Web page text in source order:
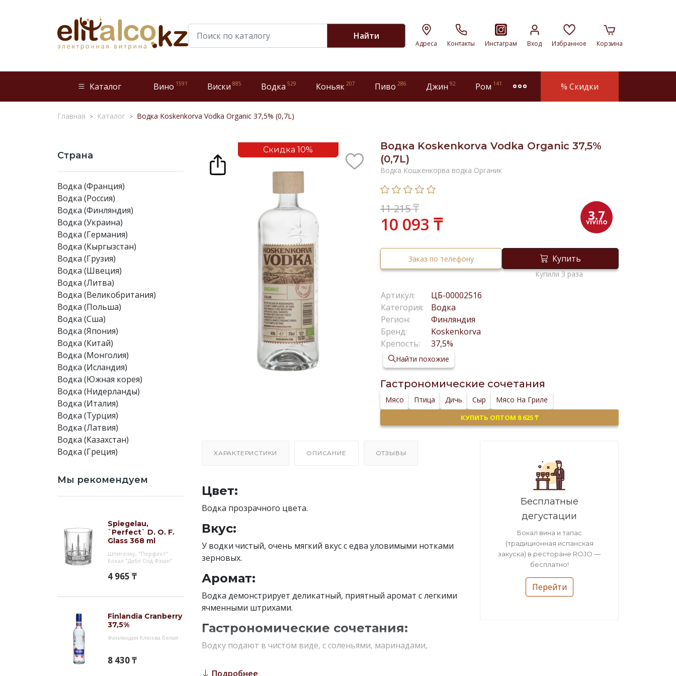
Найти
Адреса Контакты Инстаграм Вход Избранное Корзина
Каталог Вино 1591 Виски 885 Водка 529 Коньяк 207 Пиво 286 Джин 92 Ром 141 more % Скидки
Главная Каталог Водка Koskenkorva Vodka Organic 37,5% (0,7L)
Страна
Водка (Франция)
Водка (Россия)
Водка (Финляндия)
Водка (Украина)
Водка (Германия)
Водка (Кыргызстан)
Водка (Грузия)
Водка (Швеция)
Водка (Литва)
Водка (Великобритания)
Водка (Польша)
Водка (Сша)
Водка (Япония)
Водка (Китай)
Водка (Монголия)
Водка (Исландия)
Водка (Южная корея)
Водка (Нидерланды)
Водка (Италия)
Водка (Турция)
Водка (Латвия)
Водка (Казахстан)
Водка (Греция)
Мы рекомендуем
Spiegelau,
`Perfect` D. O. F.
Glass 368 ml
Шпигелау, "Перфект"
Бокал "Дабл Олд Фэшн"
4 965 ₸
Finlandia Cranberry
37,5%
Финляндия Клюква белая
8 430 ₸
Скидка 10%
Водка Koskenkorva Vodka Organic 37,5%
(0,7L)
Водка Кошкенкорва водка Органик
11 215₸
10 093 ₸ 3.7
Заказ по телефону Купить
Купили 3 раза
Артикул:
ЦБ-00002516
Категория:
Водка
Регион:
Финляндия
Бренд:
Koskenkorva
Крепость:
37,5%
Найти похожие
Гастрономические сочетания
Мясо Птица Дичь Сыр Мясо На Гриле
КУПИТЬ ОПТОМ 8 625 ₸
ХАРАКТЕРИСТИКИ ОПИСАНИЕ ОТЗЫВЫ
Цвет:
Водка прозрачного цвета.
Вкус:
У водки чистый, очень мягкий вкус с едва уловимыми нотками
зерновых.
Аромат:
Водка демонстрирует деликатный, приятный аромат с легкими
ячменными штрихами.
Гастрономические сочетания:
Водку подают в чистом виде, с соленьями, маринадами,
Подробнее
Бесплатные
дегустации
Бокал вина и тапас
(традиционная испанская
закуска) в ресторане ROJO —
бесплатно!
Перейти